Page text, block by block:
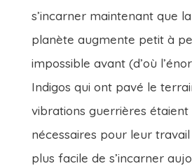
s’incarner maintenant que
planète augmente petit à
impossible avant (d’où
Indigos qui ont pavé le
vibrations guerrières étaient
nécessaires pour leur
plus facile de s’incarner